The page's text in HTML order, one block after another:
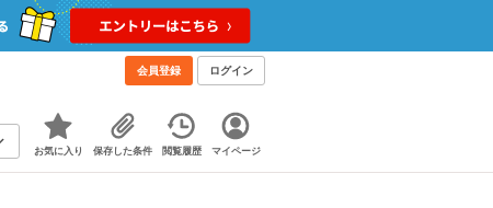
会員登録 ログイン
お気に入り 保存した条件 閲覧履歴 マイページ